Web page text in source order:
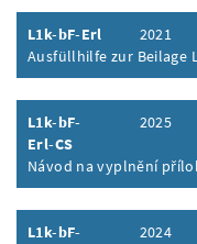
L1k-bF-Erl
2021
Ausfüllhilfe zur Beilage
Inhalt aufklappen
L1k-bF-
Erl-CS
2025
Návod na vyplnění
Inhalt aufklappen
L1k-bF-
2024